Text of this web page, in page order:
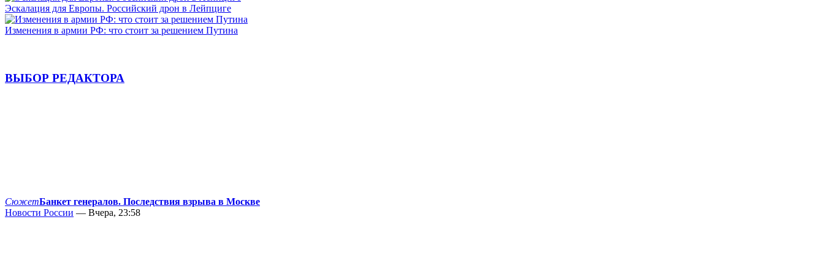
Эскалация для Европы. Российский дрон в Лейпциге
Изменения в армии РФ: что стоит за решением Путина
ВЫБОР РЕДАКТОРА
СюжетБанкет генералов. Последствия взрыва в Москве
Новости России — Вчера, 23:58